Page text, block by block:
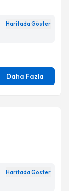
Haritada Göster
Daha Fazla
Haritada Göster